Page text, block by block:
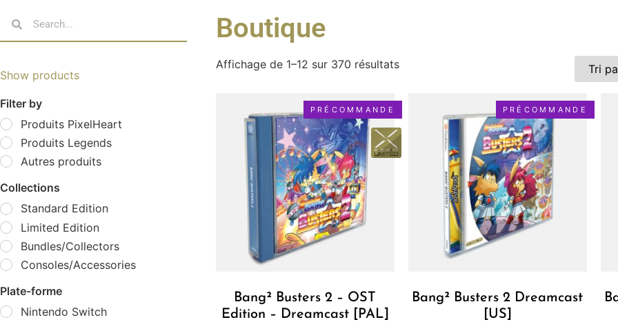
Show products
Filter by
Produits PixelHeart
Produits Legends
Autres produits
Collections
Standard Edition
Limited Edition
Bundles/Collectors
Consoles/Accessories
Plate-forme
Nintendo Switch
Boutique
Affichage de 1–12 sur 370 résultats
PRÉCOMMANDE
Bang² Busters 2 – OST
Edition – Dreamcast [PAL]
PRÉCOMMANDE
Bang² Busters 2 Dreamcast
[US]